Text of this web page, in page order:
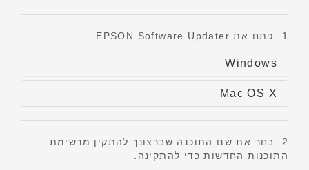
1. פתח את EPSON Software Updater.
Windows
Mac OS X
2. בחר את שם התוכנה שברצונך להתקין מרשימת
התוכנות החדשות כדי להתקינה.